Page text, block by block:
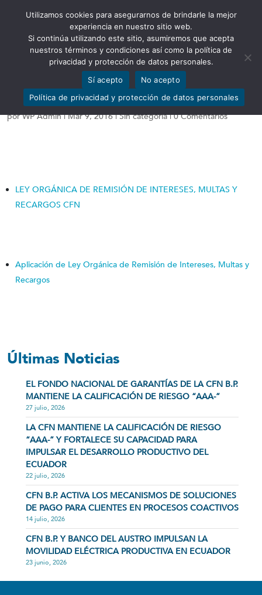
Abrir barra de herramientas
Ley de Remisión
porWP Admin|Mar 9, 2016|Sin categoría|0 Comentarios
LEY ORGÁNICA DE REMISIÓN DE INTERESES, MULTAS Y
RECARGOS CFN
Aplicación de Ley Orgánica de Remisión de Intereses, Multas y
Recargos
Últimas Noticias
EL FONDO NACIONAL DE GARANTÍAS DE LA CFN B.P.
MANTIENE LA CALIFICACIÓN DE RIESGO “AAA-”
27 julio, 2026
LA CFN MANTIENE LA CALIFICACIÓN DE RIESGO
“AAA-” Y FORTALECE SU CAPACIDAD PARA
IMPULSAR EL DESARROLLO PRODUCTIVO DEL
ECUADOR
22 julio, 2026
CFN B.P. ACTIVA LOS MECANISMOS DE SOLUCIONES
DE PAGO PARA CLIENTES EN PROCESOS COACTIVOS
14 julio, 2026
CFN B.P. Y BANCO DEL AUSTRO IMPULSAN LA
MOVILIDAD ELÉCTRICA PRODUCTIVA EN ECUADOR
23 junio, 2026
Utilizamos cookies para asegurarnos de brindarle la mejor
experiencia en nuestro sitio web.
Si continúa utilizando este sitio, asumiremos que acepta
nuestros términos y condiciones así como la política de
privacidad y protección de datos personales.
Sí acepto
No acepto
Política de privacidad y protección de datos personales